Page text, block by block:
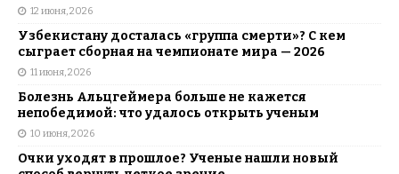
12 июня, 2026
Узбекистану досталась «группа смерти»? С кем
сыграет сборная на чемпионате мира — 2026
11 июня, 2026
Болезнь Альцгеймера больше не кажется
непобедимой: что удалось открыть ученым
10 июня, 2026
Очки уходят в прошлое? Ученые нашли новый